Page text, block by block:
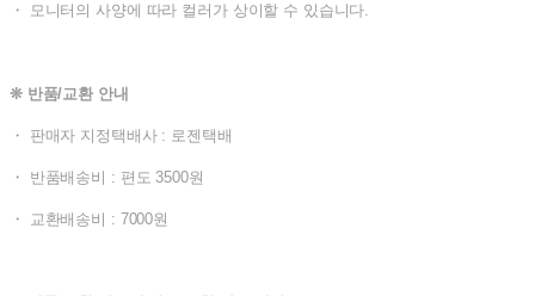
・ 모니터의 사양에 따라 컬러가 상이할 수 있습니다.
❊ 반품/교환 안내
・ 판매자 지정택배사 : 로젠택배
・ 반품배송비 : 편도 3500원
・ 교환배송비 : 7000원